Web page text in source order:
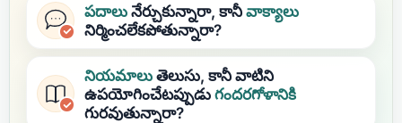
పదాలునేర్చుకున్నారా, కానీవాక్యాలు
నిర్మించలేకపోతున్నారా?
నియమాలుతెలుసు, కానీ వాటిని
ఉపయోగించేటప్పుడుగందరగోళానికి
గురవుతున్నారా?